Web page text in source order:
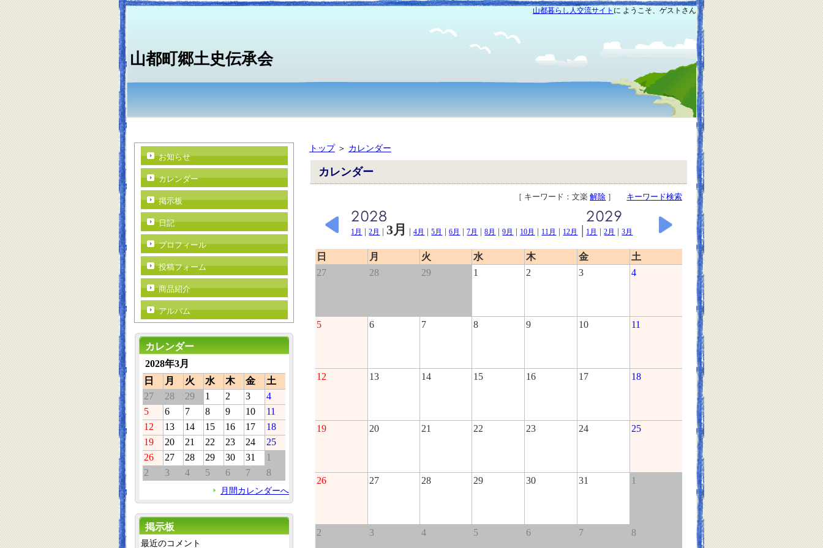
山都暮らし人交流サイト に ようこそ、ゲストさん
山都町郷土史伝承会
トップ＞ カレンダー
カレンダー
［ キーワード：文楽解除 ］ キーワード検索
1月 |2月 |3月 |4月 |5月 |6月 |7月 |8月 |9月 | 10月 | 11月 | 12月 | 1月 |2月 |3月
日 月 火 水 木 金
土
27
28 29 1 2 3 4
5 6 7 8 9 10 11
12 13 14 15 16 17 18
19 20 21 22 23 24 25
26 27 28 29 30 31 1
2 3 4 5 6 7 8
お知らせ
カレンダー
掲示板
日記
プロフィール
投稿フォーム
商品紹介
アルバム
カレンダー
2028年3月
日
月 火 水 木 金
土
27
28 29 1 2 3
4
5
6 7 8 9 10
11
12
13 14 15 16 17
18
19
20 21 22 23 24
25
26
27 28 29 30 31
1
2
3 4 5 6 7 8
月間カレンダーへ
掲示板
最近のコメント